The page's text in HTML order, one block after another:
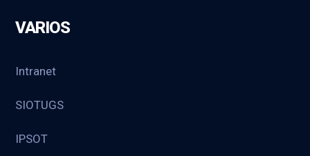
VARIOS
Intranet
SIOTUGS
IPSOT